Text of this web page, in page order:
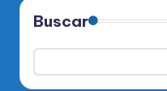
Buscar